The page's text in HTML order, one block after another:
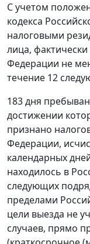
С учетом
кодекса
налоговыми
лица,
Федерации не
течение 12
183 дня
достижении
признано
Федерации,
календарных
находилось в
следующих
пределами
цели выезда не
случаев, прямо